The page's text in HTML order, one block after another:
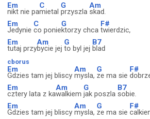
Em
nikt nie pa
C
mietal
G
przyszla
Am
skad.
Em
Jedynie
C
co ponie
G
ktorzy chca
F#
twierdzic,
Em
tutaj przy
Am
bycie jej
G
to byl jej
B7
blad
cborus
Em
Gdzies tam jej bliscy
Am
mysla,
G
ze ma sie
F#
Em
cztery lata z ka
Am
walkiem
G
jak poszla
B7
sobie.
Em
Gdzies tam jej bliscy
Am
mysla,
G
ze ma sie
F#